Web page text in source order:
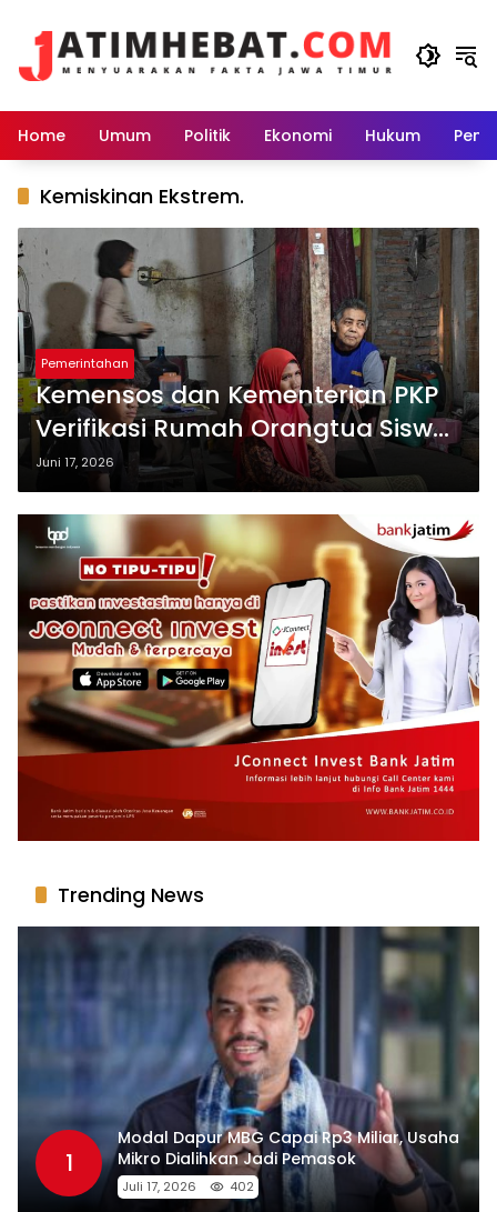
Home Umum Politik Ekonomi Hukum
Kemiskinan Ekstrem.
Pemerintahan
Kemensos dan Kementerian PKP
Verifikasi Rumah Orangtua Siswa
Sekolah Rakyat di Jawa Timur
Juni 17, 2026
Trending News
1
Modal Dapur MBG Capai Rp3 Miliar, Usaha
Mikro Dialihkan Jadi Pemasok
Juli 17, 2026 402